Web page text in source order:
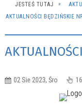
JESTEŚ TUTAJ
AKTUALNOŚCI BĘDZIŃSKIE
02 Sie 2023, Śro